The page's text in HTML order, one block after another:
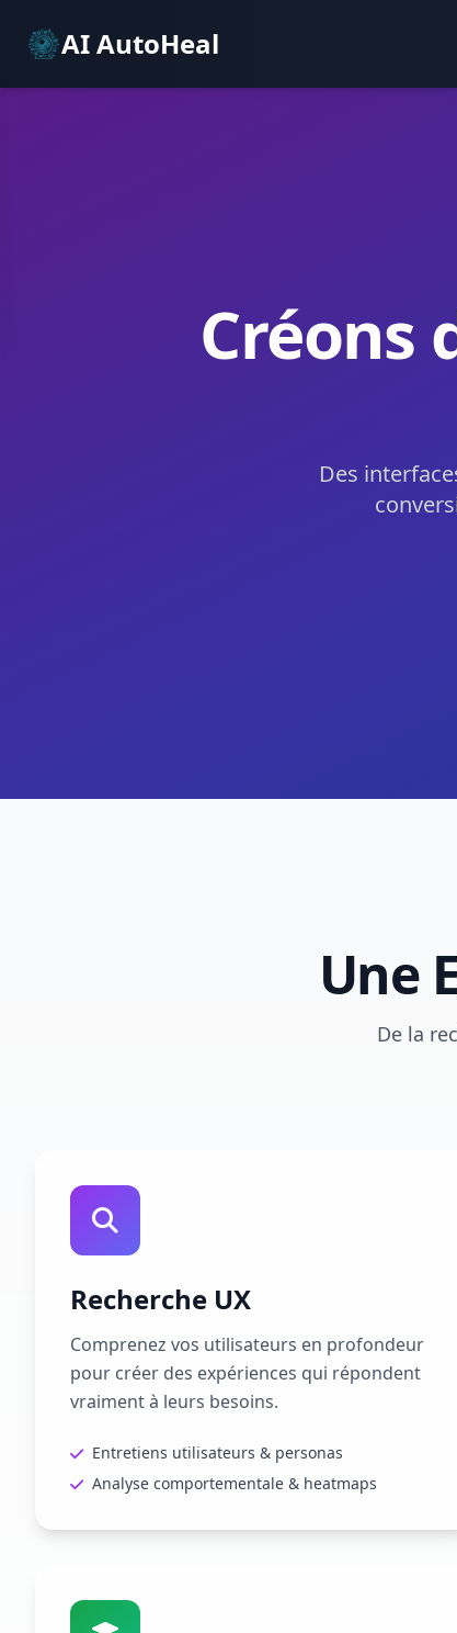
AI AutoHeal
Créons
Des
Une
De la
Recherche UX
Comprenez vos utilisateurs en profondeur
pour créer des expériences qui répondent
vraiment à leurs besoins.
Entretiens utilisateurs & personas
Analyse comportementale & heatmaps